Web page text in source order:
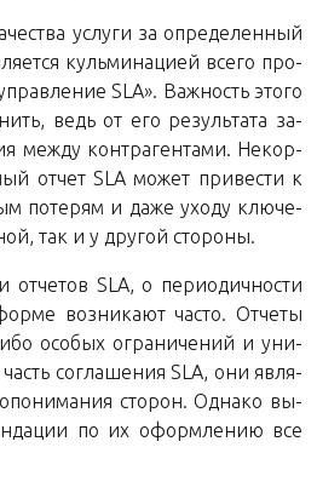
услу­ги за опре­де­лен­ный
куль­ми­на­ци­ей всего про­
SLA». Важ­ность этого
ведь от его ре­зуль­та­та за­
между контр­аген­та­ми. Некор­
отчет SLA может при­ве­сти к
по­те­рям и даже уходу клю­че­
так и у дру­гой стороны.
SLA, о пе­ри­о­дич­но­сти
воз­ни­ка­ют часто. От­че­ты
осо­бых огра­ни­че­ний и уни­
со­гла­ше­ния SLA, они яв­ля­
сто­рон. Од­на­ко вы­
по их оформ­ле­нию все